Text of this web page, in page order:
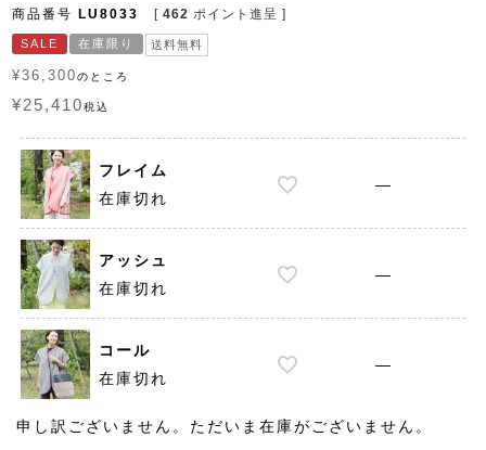
商品番号 LU8033 [ 462 ポイント進呈 ]
SALE 在庫限り 送料無料
¥36,300のところ
¥25,410税込
フレイム
在庫切れ
—
アッシュ
在庫切れ
—
コール
在庫切れ
—
申し訳ございません。ただいま在庫がございません。